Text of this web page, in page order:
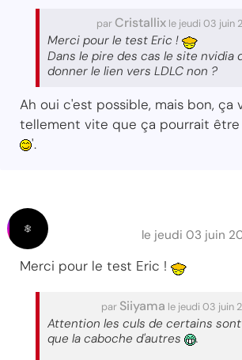
par Cristallix le jeudi 03 juin
Merci pour le test Eric !
Dans le pire des cas le site nvidia
donner le lien vers LDLC non ?
Ah oui c'est possible, mais bon, ça
tellement vite que ça pourrait
'.
le jeudi 03 juin
Merci pour le test Eric !
par Siiyama le jeudi 03 juin
Attention les culs de certains
que la caboche d'autres
.